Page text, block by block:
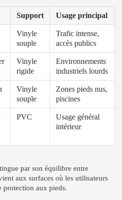
Support Usage principal
Vinyle
souple
Trafic intense,
accès publics
Vinyle
rigide
Environnements
industriels lourds
Vinyle
souple
Zones pieds nus,
piscines
PVC
Usage général
intérieur
par son équilibre entre
aux surfaces où les utilisateurs
protection aux pieds.